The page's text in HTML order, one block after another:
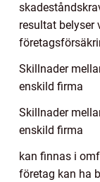
resultat belyser
Skillnader
enskild firma
Skillnader
enskild firma
kan finnas i
företag kan ha